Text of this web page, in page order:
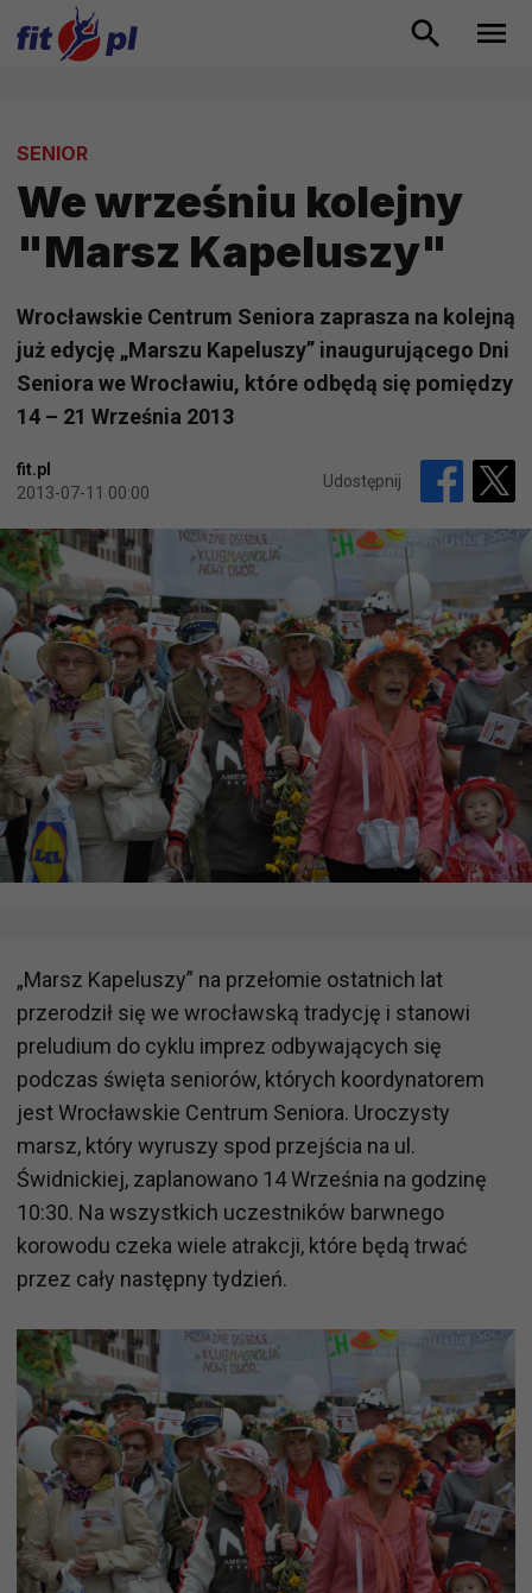
SENIOR
We wrześniu kolejny
"Marsz Kapeluszy"
Wrocławskie Centrum Seniora zaprasza na kolejną
już edycję „Marszu Kapeluszy” inaugurującego Dni
Seniora we Wrocławiu, które odbędą się pomiędzy
14 – 21 Września 2013
fit.pl
2013-07-11 00:00
Udostępnij
„Marsz Kapeluszy” na przełomie ostatnich lat
przerodził się we wrocławską tradycję i stanowi
preludium do cyklu imprez odbywających się
podczas święta seniorów, których koordynatorem
jest Wrocławskie Centrum Seniora. Uroczysty
marsz, który wyruszy spod przejścia na ul.
Świdnickiej, zaplanowano 14 Września na godzinę
10:30. Na wszystkich uczestników barwnego
korowodu czeka wiele atrakcji, które będą trwać
przez cały następny tydzień.